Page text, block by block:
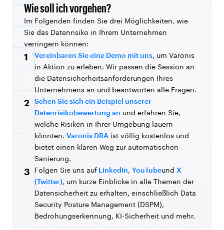
Wie soll ich vorgehen?
Im Folgenden finden Sie drei Möglichkeiten, wie
Sie das Datenrisiko in Ihrem Unternehmen
verringern können:
1 Vereinbaren Sie eine Demo mit uns, um Varonis
in Aktion zu erleben. Wir passen die Session an
die Datensicherheitsanforderungen Ihres
Unternehmens an und beantworten alle Fragen.
2
Sehen Sie sich ein Beispiel unserer
Datenrisikobewertung an und erfahren Sie,
welche Risiken in Ihrer Umgebung lauern
könnten. Varonis DRA ist völlig kostenlos und
bietet einen klaren Weg zur automatischen
Sanierung.
3 Folgen Sie uns auf LinkedIn, YouTubeund X
(Twitter), um kurze Einblicke in alle Themen der
Datensicherheit zu erhalten, einschließlich Data
Security Posture Management (DSPM),
Bedrohungserkennung, KI-Sicherheit und mehr.